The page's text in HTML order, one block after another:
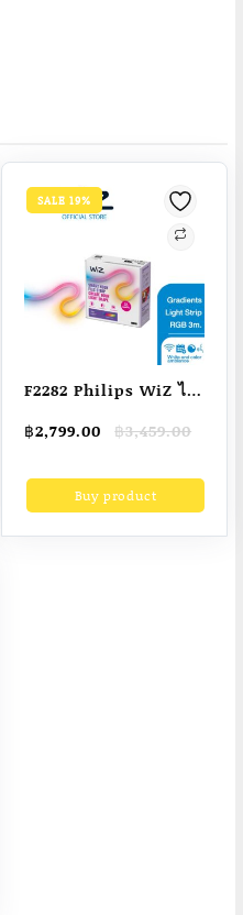
SALE 19%
F2282 Philips WiZ ไฟ
เฉดสี (Color
FLEX ยาว3เมตร ปรับรูป
฿3,459.00
Original
was:
฿3,459.00.
฿2,799.00
Current
is:
฿2,799.00.Buy product